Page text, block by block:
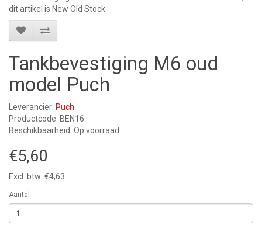
dit artikel is New Old Stock
Tankbevestiging M6 oud
model Puch
Leverancier: Puch
Productcode: BEN16
Beschikbaarheid: Op voorraad
€5,60
Excl. btw: €4,63
Aantal